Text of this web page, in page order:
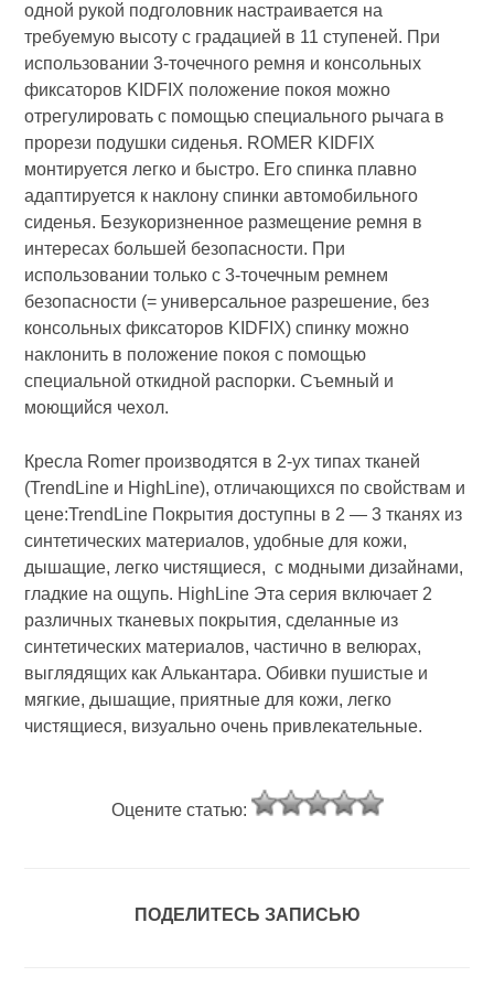
одной рукой подголовник настраивается на
требуемую высоту с градацией в 11 ступеней. При
использовании 3-точечного ремня и консольных
фиксаторов KIDFIX положение покоя можно
отрегулировать с помощью специального рычага в
прорези подушки сиденья. ROMER KIDFIX
монтируется легко и быстро. Его спинка плавно
адаптируется к наклону спинки автомобильного
сиденья. Безукоризненное размещение ремня в
интересах большей безопасности. При
использовании только с 3-точечным ремнем
безопасности (= универсальное разрешение, без
консольных фиксаторов KIDFIX) спинку можно
наклонить в положение покоя с помощью
специальной откидной распорки. Съемный и
моющийся чехол.
Кресла Romer производятся в 2-ух типах тканей
(TrendLine и HighLine), отличающихся по свойствам и
цене:TrendLine Покрытия доступны в 2 — 3 тканях из
синтетических материалов, удобные для кожи,
дышащие, легко чистящиеся, с модными дизайнами,
гладкие на ощупь. HighLine Эта серия включает 2
различных тканевых покрытия, сделанные из
синтетических материалов, частично в велюрах,
выглядящих как Алькантара. Обивки пушистые и
мягкие, дышащие, приятные для кожи, легко
чистящиеся, визуально очень привлекательные.
Оцените статью:
ПОДЕЛИТЕСЬ ЗАПИСЬЮ